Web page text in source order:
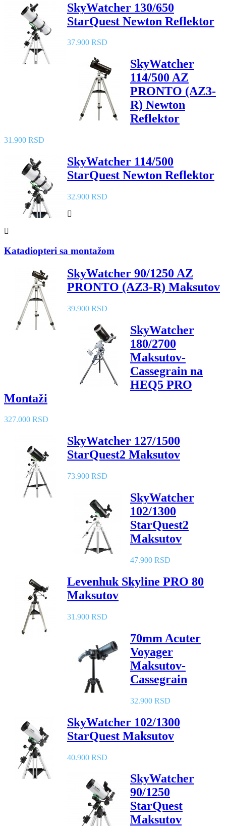
SkyWatcher 130/650
StarQuest Newton Reflektor
37.900 RSD
SkyWatcher
114/500 AZ
PRONTO (AZ3-
R) Newton
Reflektor
31.900 RSD
SkyWatcher 114/500
StarQuest Newton Reflektor
32.900 RSD
Katadiopteri sa montažom
SkyWatcher 90/1250 AZ
PRONTO (AZ3-R) Maksutov
39.900 RSD
SkyWatcher
180/2700
Maksutov-
Cassegrain na
HEQ5 PRO
Montaži
327.000 RSD
SkyWatcher 127/1500
StarQuest2 Maksutov
73.900 RSD
SkyWatcher
102/1300
StarQuest2
Maksutov
47.900 RSD
Levenhuk Skyline PRO 80
Maksutov
31.900 RSD
70mm Acuter
Voyager
Maksutov-
Cassegrain
32.900 RSD
SkyWatcher 102/1300
StarQuest Maksutov
40.900 RSD
SkyWatcher
90/1250
StarQuest
Maksutov